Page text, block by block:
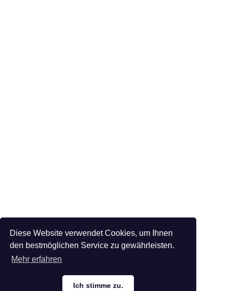
Diese Website verwendet Cookies, um Ihnen
den bestmöglichen Service zu gewährleisten.
Mehr erfahren
Ich stimme zu.